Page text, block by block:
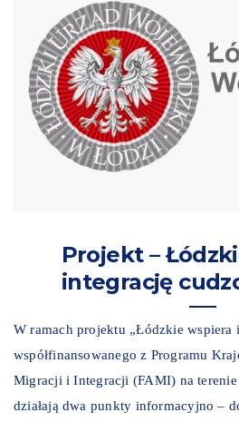
Projekt –
integrację
W ramach projektu „Łódzkie wspiera
współfinansowanego z Programu
Migracji i Integracji (FAMI) na
działają dwa punkty informacyjno –